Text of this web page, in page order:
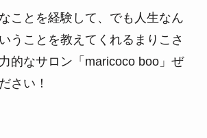
ことを経験して、でも人生なん
うことを教えてくれるまりこさ
的なサロン「maricoco boo」ぜ
さい！